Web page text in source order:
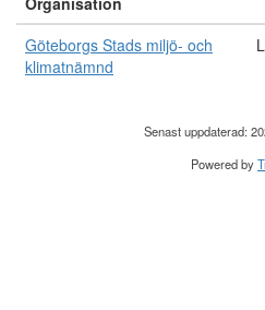
Göteborgs Stads miljö- och
klimatnämnd
Senast uppdaterad:
Powered by